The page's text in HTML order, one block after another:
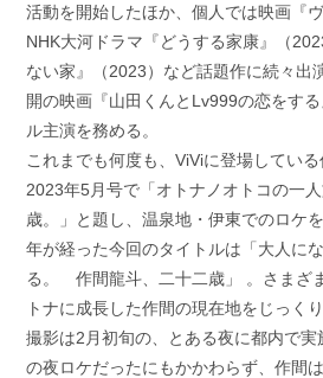
活動を開始したほか、個人では映画『
NHK大河ドラマ『どうする家康』（
ない家』（2023）など話題作に続々出
開の映画『山田くんとLv999の恋をす
ル主演を務める。
これまでも何度も、ViViに登場してい
2023年5月号で「オトナノオトコの
歳。」と題し、温泉地・伊東でのロケ
年が経った今回のタイトルは「大人に
る。 作間龍斗、二十二歳」 。さまざ
トナに成長した作間の現在地をじっく
撮影は2月初旬の、とある夜に都内で
の夜ロケだったにもかかわらず、作間